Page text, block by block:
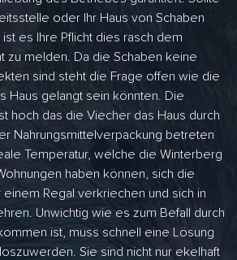
oder Ihr Haus von Schaben
es Ihre Pflicht dies rasch dem
zu melden. Da die Schaben keine
sind steht die Frage offen wie die
Haus gelangt sein könnten. Die
hoch das die Viecher das Haus durch
Nahrungsmittelverpackung betreten
Temperatur, welche die Winterberg
haben können, sich die
einem Regal verkriechen und sich in
Unwichtig wie es zum Befall durch
ist, muss schnell eine Lösung
Sie sind nicht nur ekelhaft